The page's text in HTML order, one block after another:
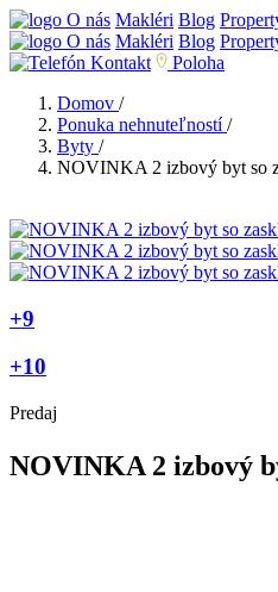
O nás Makléri Blog
O nás Makléri Blog
Kontakt
Poloha
Domov /
Ponuka nehnuteľností /
Byty /
NOVINKA 2 izbový byt so
+9
+10
Predaj
NOVINKA 2 izbový